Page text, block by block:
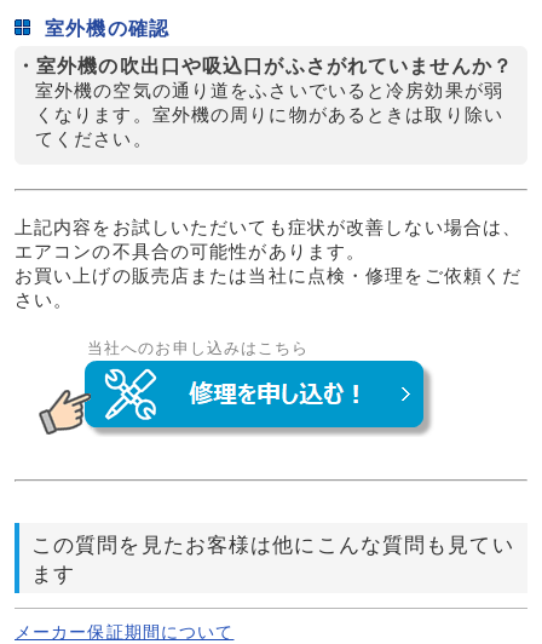
室外機の確認
・室外機の吹出口や吸込口がふさがれていませんか？
室外機の空気の通り道をふさいでいると冷房効果が弱
くなります。室外機の周りに物があるときは取り除い
てください。
上記内容をお試しいただいても症状が改善しない場合は、
エアコンの不具合の可能性があります。
お買い上げの販売店または当社に点検・修理をご依頼くだ
さい。
当社へのお申し込みはこちら
この質問を見たお客様は他にこんな質問も見てい
ます
メーカー保証期間について